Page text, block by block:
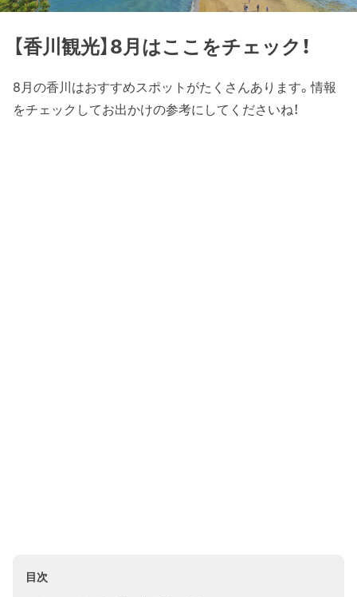
【香川観光】8月はここをチェック！
8月の香川はおすすめスポットがたくさんあります。情報
をチェックしてお出かけの参考にしてくださいね！
目次